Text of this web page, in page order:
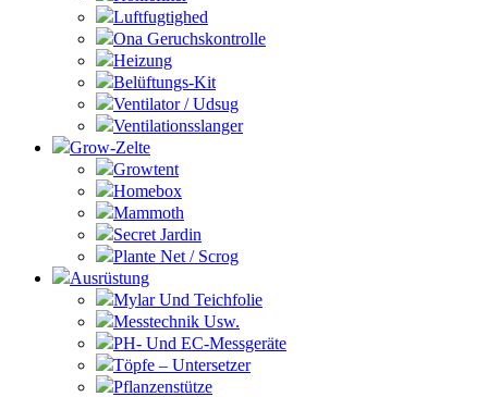
Luftfugtighed
Ona Geruchskontrolle
Heizung
Belüftungs-Kit
Ventilator / Udsug
Ventilationsslanger
Grow-Zelte
Growtent
Homebox
Mammoth
Secret Jardin
Plante Net / Scrog
Ausrüstung
Mylar Und Teichfolie
Messtechnik Usw.
PH- Und EC-Messgeräte
Töpfe – Untersetzer
Pflanzenstütze